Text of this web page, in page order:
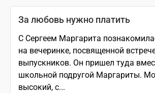
За любовь нужно платить
С Сергеем Маргарита
на вечеринке, посвященной
выпускников. Он пришел туда
школьной подругой Маргариты.
высокий, с...